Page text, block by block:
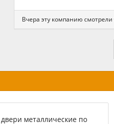
Вчера эту компанию смотрели
металлические по